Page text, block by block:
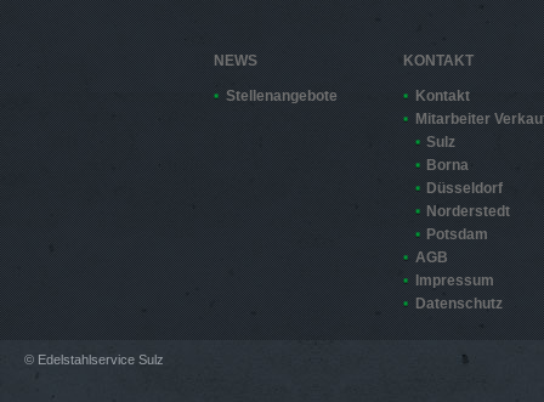
NEWS
Stellenangebote
KONTAKT
Kontakt
Mitarbeiter
Sulz
Borna
Düsseldorf
Norderstedt
Potsdam
AGB
Impressum
Datenschutz
© Edelstahlservice Sulz